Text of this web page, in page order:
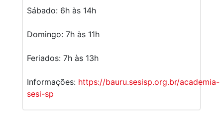
Sábado: 6h às 14h
Domingo: 7h às 11h
Feriados: 7h às 13h
Informações: https://bauru.sesisp.org.br/academia-
sesi-sp